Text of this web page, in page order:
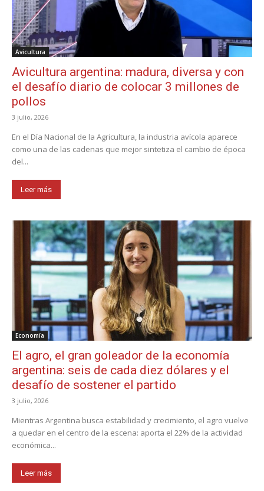
Avicultura
Avicultura argentina: madura, diversa y con
el desafío diario de colocar 3 millones de
pollos
3 julio, 2026
En el Día Nacional de la Agricultura, la industria avícola aparece
como una de las cadenas que mejor sintetiza el cambio de época
del...
Leer más
Economía
El agro, el gran goleador de la economía
argentina: seis de cada diez dólares y el
desafío de sostener el partido
3 julio, 2026
Mientras Argentina busca estabilidad y crecimiento, el agro vuelve
a quedar en el centro de la escena: aporta el 22% de la actividad
económica...
Leer más